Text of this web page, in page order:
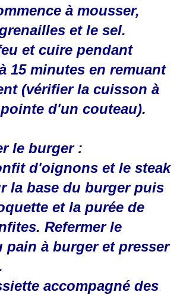
à mousser,
et le sel.
et cuire pendant
15 minutes en remuant
(vérifier la cuisson à
d'un couteau).
le burger :
d'oignons et le steak
la base du burger puis
et la purée de
Refermer le
pain à burger et presser
accompagné des